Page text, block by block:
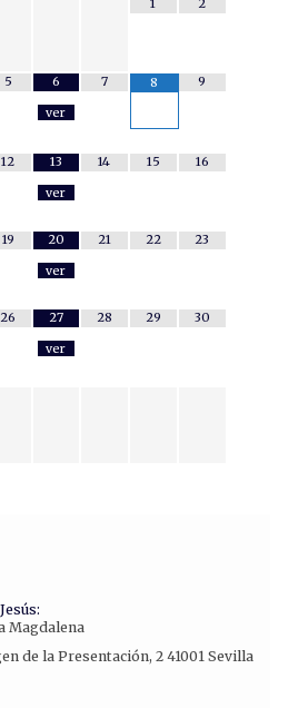
1
2
5
6
ver
7 8 9
12
13
ver
14 15 16
19
20
ver
21 22 23
26
27
ver
28 29 30
Magdalena
de la Presentación, 2 41001 Sevilla